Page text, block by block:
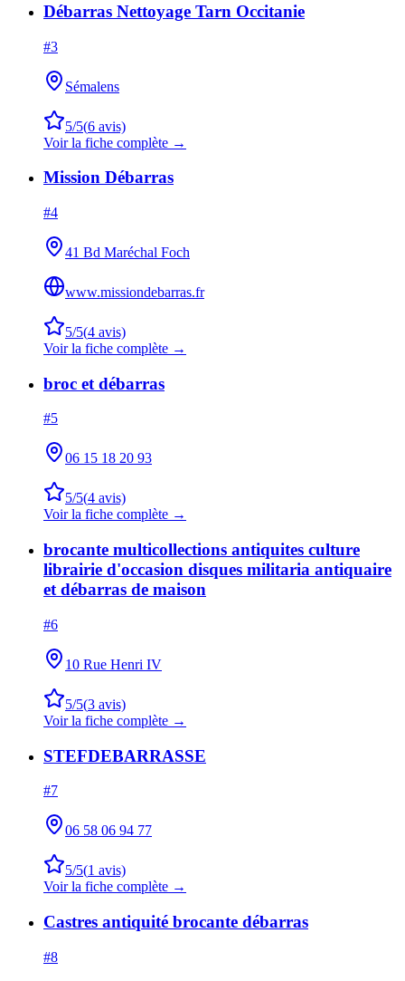
Débarras Nettoyage Tarn Occitanie
#3
Sémalens
5/5(6 avis)
Voir la fiche complète →
Mission Débarras
#4
41 Bd Maréchal Foch
www.missiondebarras.fr
5/5(4 avis)
Voir la fiche complète →
broc et débarras
#5
06 15 18 20 93
5/5(4 avis)
Voir la fiche complète →
brocante multicollections antiquites culture
librairie d'occasion disques militaria antiquaire
et débarras de maison
#6
10 Rue Henri IV
5/5(3 avis)
Voir la fiche complète →
STEFDEBARRASSE
#7
06 58 06 94 77
5/5(1 avis)
Voir la fiche complète →
Castres antiquité brocante débarras
#8